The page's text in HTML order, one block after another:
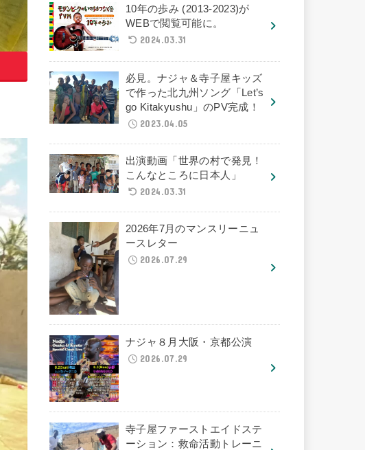
10年の歩み (2013-2023)が
WEBで閲覧可能に。
2024.03.31
必見。ナジャ＆寺子屋キッズ
で作った北九州ソング「Let’s
go Kitakyushu」のPV完成！
2023.04.05
出演動画「世界の村で発見！
こんなところに日本人」
2024.03.31
2026年7月のマンスリーニュ
ースレター
2026.07.29
ナジャ８月大阪・京都公演
2026.07.29
寺子屋ファーストエイドステ
ーション：救命活動トレーニ